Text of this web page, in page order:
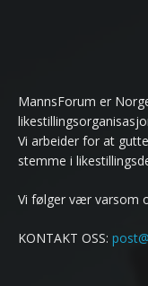
MannsForum er
Vi arbeider for at
stemme i
Vi følger vær varsom
KONTAKT OSS: